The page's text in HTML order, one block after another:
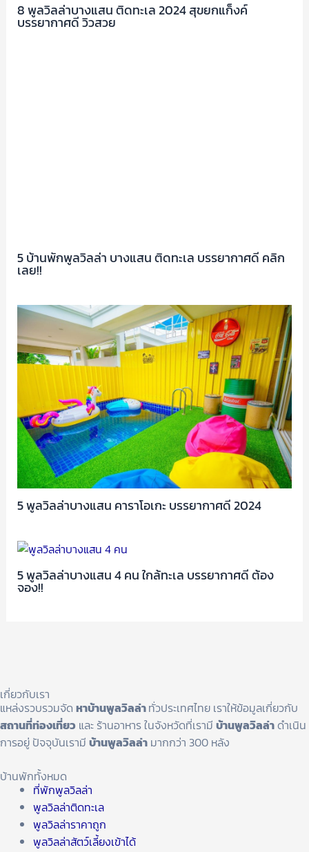
8 พูลวิลล่าบางแสน ติดทะเล 2024 สุขยกแก็งค์
บรรยากาศดี วิวสวย
5 บ้านพักพูลวิลล่า บางแสน ติดทะเล บรรยากาศดี คลิก
เลย!!
5 พูลวิลล่าบางแสน คาราโอเกะ บรรยากาศดี 2024
5 พูลวิลล่าบางแสน 4 คน ใกล้ทะเล บรรยากาศดี ต้อง
จอง!!
เกี่ยวกับเรา
แหล่งรวบรวมจัด หาบ้านพูลวิลล่าทั่วประเทศไทย เราให้ข้อมูลเกี่ยวกับ
สถานที่ท่องเที่ยว และ ร้านอาหาร ในจังหวัดที่เรามี บ้านพูลวิลล่าดำเนิน
การอยู่ ปัจจุบันเรามี บ้านพูลวิลล่า มากกว่า 300 หลัง
บ้านพักทั้งหมด
ที่พักพูลวิลล่า
พูลวิลล่าติดทะเล
พูลวิลล่าราคาถูก
พูลวิลล่าสัตว์เลี้ยงเข้าได้